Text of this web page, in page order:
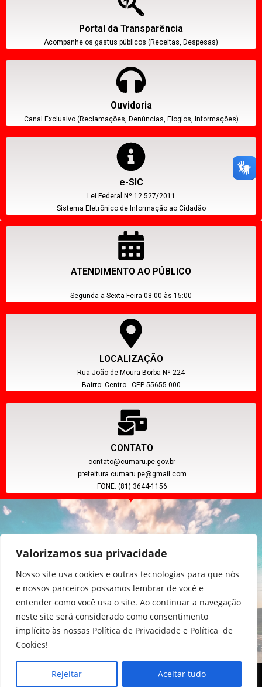
Valorizamos sua privacidade
Nosso site usa cookies e outras tecnologias para que nós
e nossos parceiros possamos lembrar de você e
entender como você usa o site. Ao continuar a navegação
neste site será considerado como consentimento
implícito às nossas Política de Privacidade e Política de
Cookies!
Rejeitar Aceitar tudo
Portal da Transparência
Acompanhe os gastus públicos (Receitas, Despesas)
Ouvidoria
Canal Exclusivo (Reclamações, Denúncias, Elogios, Informações)
e-SIC
Lei Federal Nº 12.527/2011
Sistema Eletrônico de Informação ao Cidadão
ATENDIMENTO AO PÚBLICO
Segunda a Sexta-Feira 08:00 às 15:00
LOCALIZAÇÃO
Rua João de Moura Borba Nº 224
Bairro: Centro - CEP 55655-000
CONTATO
contato@cumaru.pe.gov.br
prefeitura.cumaru.pe@gmail.com
FONE: (81) 3644-1156
CNPJ: 11.097.391/0001-20
Copyright © 2024, Poder Executivo de Cumaru - PE.